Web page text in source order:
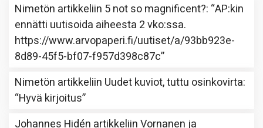
Nimetön artikkeliin 5 not so magnificent?: “AP:kin
ennätti uutisoida aiheesta 2 vko:ssa.
https://www.arvopaperi.fi/uutiset/a/93bb923e-
8d89-45f5-bf07-f957d398c87c”
Nimetön artikkeliin Uudet kuviot, tuttu osinkovirta:
“Hyvä kirjoitus”
Johannes Hidén artikkeliinVornanen ja